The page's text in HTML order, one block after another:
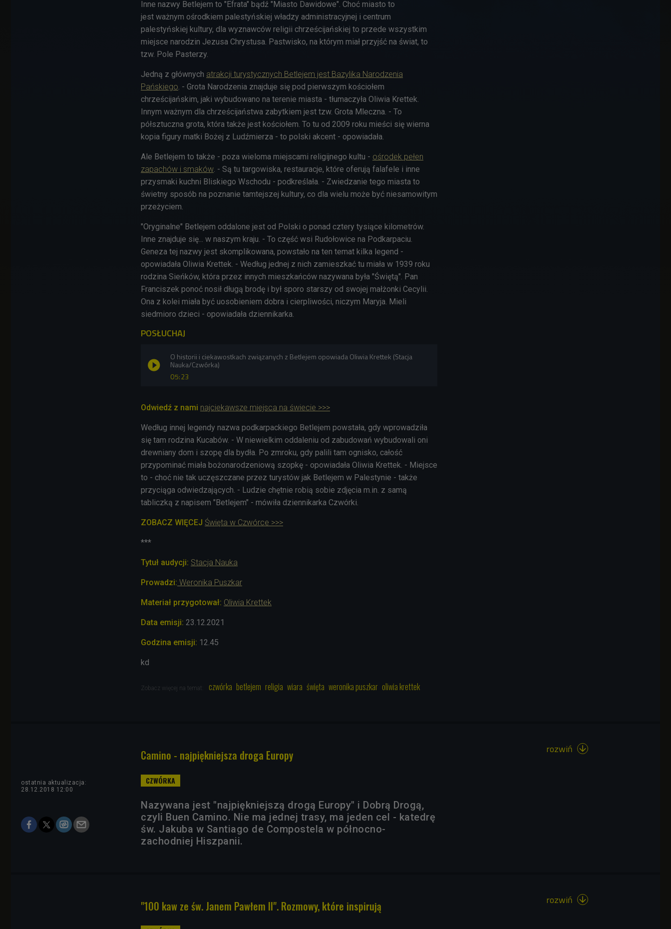
Inne nazwy Betlejem to "Efrata" bądź "Miasto Dawidowe". Choć miasto to
jest ważnym ośrodkiem palestyńskiej władzy administracyjnej i centrum
palestyńskiej kultury, dla wyznawców religii chrześcijańskiej to przede wszystkim
miejsce narodzin Jezusa Chrystusa. Pastwisko, na którym miał przyjść na świat, to
tzw. Pole Pasterzy.
Jedną z głównych atrakcji turystycznych Betlejem jest Bazylika Narodzenia
Pańskiego. - Grota Narodzenia znajduje się pod pierwszym kościołem
chrześcijańskim, jaki wybudowano na terenie miasta - tłumaczyła Oliwia Krettek.
Innym ważnym dla chrześcijaństwa zabytkiem jest tzw. Grota Mleczna. - To
półsztuczna grota, która także jest kościołem. To tu od 2009 roku mieści się wierna
kopia figury matki Bożej z Ludźmierza - to polski akcent - opowiadała.
Ale Betlejem to także - poza wieloma miejscami religijnego kultu - ośrodek pełen
zapachów i smaków. - Są tu targowiska, restauracje, które oferują falafele i inne
przysmaki kuchni Bliskiego Wschodu - podkreślała. - Zwiedzanie tego miasta to
świetny sposób na poznanie tamtejszej kultury, co dla wielu może być niesamowitym
przeżyciem.
"Oryginalne" Betlejem oddalone jest od Polski o ponad cztery tysiące kilometrów.
Inne znajduje się... w naszym kraju. - To część wsi Rudołowice na Podkarpaciu.
Geneza tej nazwy jest skomplikowana, powstało na ten temat kilka legend -
opowiadała Oliwia Krettek. - Według jednej z nich zamieszkać tu miała w 1939 roku
rodzina Sieńków, która przez innych mieszkańców nazywana była "Świętą". Pan
Franciszek ponoć nosił długą brodę i był sporo starszy od swojej małżonki Cecylii.
Ona z kolei miała być uosobieniem dobra i cierpliwości, niczym Maryja. Mieli
siedmioro dzieci - opowiadała dziennikarka.
POSŁUCHAJ
05:23
O historii i ciekawostkach związanych z Betlejem opowiada Oliwia Krettek (Stacja
Nauka/Czwórka)
Odwiedź z nami najciekawsze miejsca na świecie >>>
Według innej legendy nazwa podkarpackiego Betlejem powstała, gdy wprowadziła
się tam rodzina Kucabów. - W niewielkim oddaleniu od zabudowań wybudowali oni
drewniany dom i szopę dla bydła. Po zmroku, gdy palili tam ognisko, całość
przypominać miała bożonarodzeniową szopkę - opowiadała Oliwia Krettek. - Miejsce
to - choć nie tak uczęszczane przez turystów jak Betlejem w Palestynie - także
przyciąga odwiedzających. - Ludzie chętnie robią sobie zdjęcia m.in. z samą
tabliczką z napisem "Betlejem" - mówiła dziennikarka Czwórki.
ZOBACZ WIĘCEJ Święta w Czwórce >>>
***
Tytuł audycji: Stacja Nauka
Prowadzi: Weronika Puszkar
Materiał przygotował: Oliwia Krettek
Data emisji: 23.12.2021
Godzina emisji: 12.45
kd
Zobacz więcej na temat: czwórka betlejem religia wiara święta weronika puszkar oliwia krettek
Camino - najpiękniejsza droga Europy
ostatnia aktualizacja:
28.12.2018 12:00
Nazywana jest "najpiękniejszą drogą Europy" i Dobrą Drogą,
czyli Buen Camino. Nie ma jednej trasy, ma jeden cel - katedrę
św. Jakuba w Santiago de Compostela w północno-
zachodniej Hiszpanii.
rozwiń 
"100 kaw ze św. Janem Pawłem II". Rozmowy, które inspirują rozwiń 